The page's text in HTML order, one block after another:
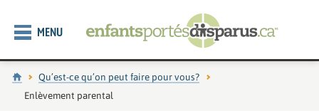
MENU
Accueil
Qu’est-ce qu’on peut faire pour vous?
Page actuelle :
Enlèvement parental